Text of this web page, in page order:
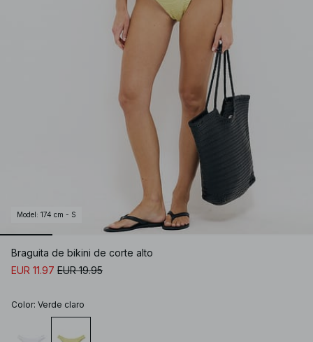
Model : 174 cm - S
Braguita de bikini de corte alto
EUR 11.97 EUR 19.95
Color: Verde claro